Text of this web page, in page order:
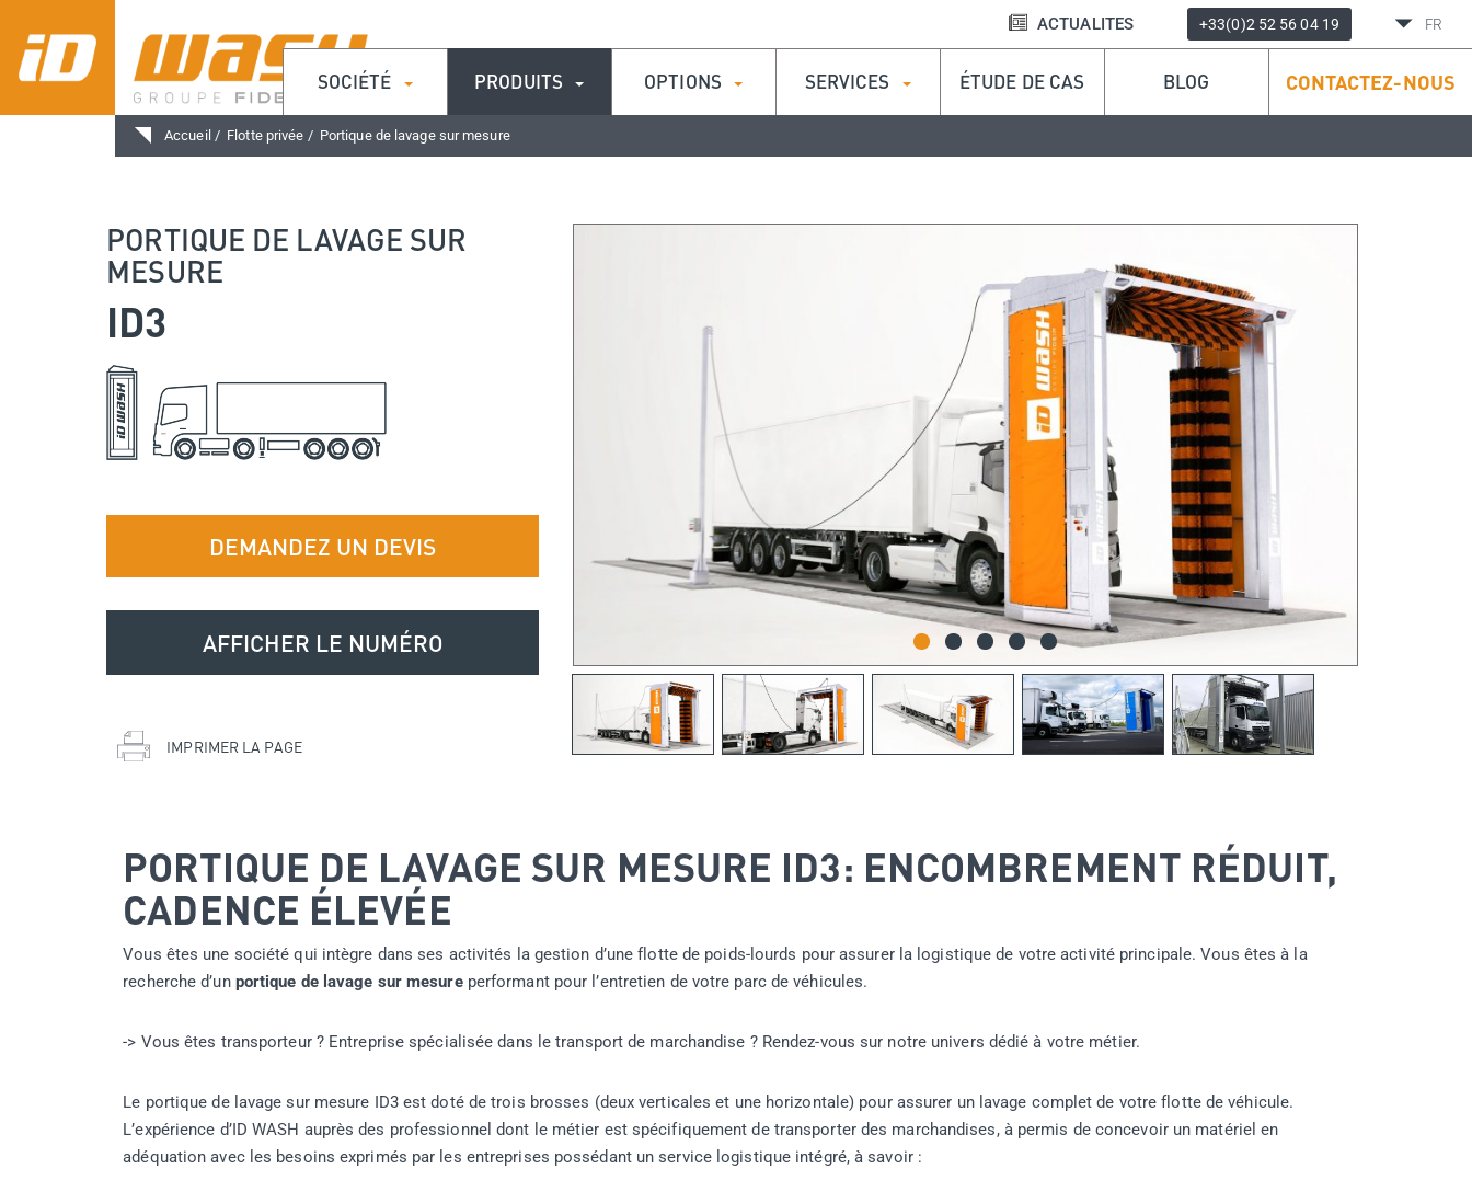
ACTUALITES +33(0)2 52 56 04 19 FR
NAVIGATION
PRINCIPALE
SOCIÉTÉ PRODUITS OPTIONS SERVICES ÉTUDE DE CAS BLOG CONTACTEZ-NOUS
Accueil Flotte privée Portique de lavage sur mesure
PORTIQUE DE LAVAGE SUR
MESURE
ID3
DEMANDEZ UN DEVIS
AFFICHER LE NUMÉRO
+33(0)2 52 56 04 19
IMPRIMER LA PAGE
PORTIQUE DE LAVAGE SUR MESURE ID3: ENCOMBREMENT RÉDUIT,
CADENCE ÉLEVÉE
Vous êtes une société qui intègre dans ses activités la gestion d’une flotte de poids-lourds pour assurer la logistique de votre activité principale. Vous êtes à la
recherche d’un portique de lavage sur mesureperformant pour l’entretien de votre parc de véhicules.
-> Vous êtes transporteur ? Entreprise spécialisée dans le transport de marchandise ? Rendez-vous sur notre univers dédié à votre métier.
Le portique de lavage sur mesure ID3 est doté de trois brosses (deux verticales et une horizontale) pour assurer un lavage complet de votre flotte de véhicule.
L’expérience d’ID WASH auprès des professionnel dont le métier est spécifiquement de transporter des marchandises, à permis de concevoir un matériel en
adéquation avec les besoins exprimés par les entreprises possédant un service logistique intégré, à savoir :